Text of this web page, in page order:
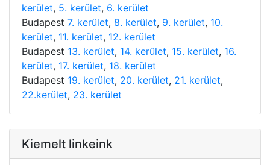
kerület, 5. kerület, 6. kerület
Budapest 7. kerület, 8. kerület, 9. kerület, 10.
kerület, 11. kerület, 12. kerület
Budapest 13. kerület, 14. kerület, 15. kerület, 16.
kerület, 17. kerület, 18. kerület
Budapest 19. kerület, 20. kerület, 21. kerület,
22.kerület, 23. kerület
Kiemelt linkeink